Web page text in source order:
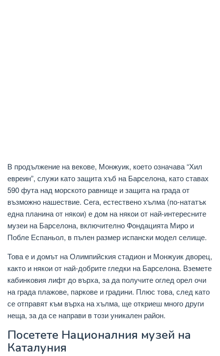
В продължение на векове, Монжуик, което означава “Хил
евреин”, служи като защита хъб на Барселона, като ставах
590 фута над морското равнище и защита на града от
възможно нашествие. Сега, естествено хълма (по-нататък
една планина от някои) е дом на някои от най-интересните
музеи на Барселона, включително Фондацията Миро и
Побле Еспаньол, в пълен размер испански модел селище.
Това е и домът на Олимпийския стадион и Монжуик дворец,
както и някои от най-добрите гледки на Барселона. Вземете
кабинковия лифт до върха, за да получите оглед орел очи
на града плажове, паркове и градини. Плюс това, след като
се отправят към върха на хълма, ще откриеш много други
неща, за да се направи в този уникален район.
Посетете Националния музей на
Каталуния